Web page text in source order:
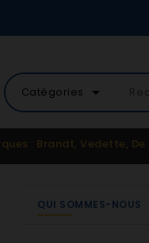
Catégories arrow_drop_down
: Brandt, Vedette, De
QUI SOMMES-NOUS